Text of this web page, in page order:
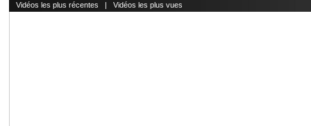
Vidéos les plus récentes | Vidéos les plus vues